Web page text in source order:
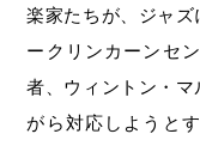
楽家たちが、ジャズ
ークリンカーンセ
者、ウィントン・
がら対応しようと